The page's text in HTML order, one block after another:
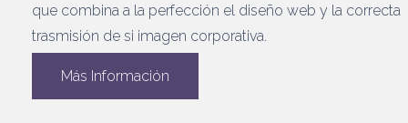
que combina a la perfección el diseño web y la correcta
trasmisión de si imagen corporativa.
Más Información